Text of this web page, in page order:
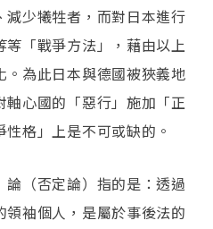
少犧牲者，而對日本進行
「戰爭方法」，藉由以上
為此日本與德國被狹義地
心國的「惡行」施加「正
格」上是不可或缺的。
（否定論）指的是：透過
袖個人，是屬於事後法的